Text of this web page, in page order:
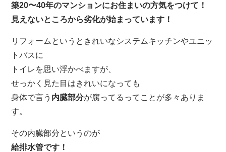
築20〜40年のマンションにお住まいの方気をつけて！
見えないところから劣化が始まっています！
リフォームというときれいなシステムキッチンやユニッ
トバスに
トイレを思い浮かべますが、
せっかく見た目はきれいになっても
身体で言う 内臓部分が腐ってるってことが多々ありま
す。
その内臓部分というのが
給排水管です！